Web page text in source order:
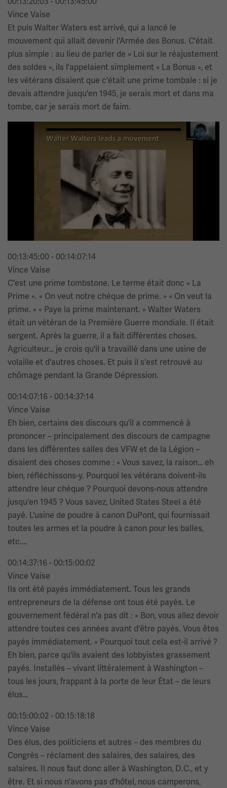
Vince Vaise
Et puis Walter Waters est arrivé, qui a lancé le
mouvement qui allait devenir l'Armée des Bonus. C'était
plus simple : au lieu de parler de « Loi sur le réajustement
des soldes », ils l'appelaient simplement « La Bonus », et
les vétérans disaient que c'était une prime tombale : si je
devais attendre jusqu'en 1945, je serais mort et dans ma
tombe, car je serais mort de faim.
00:13:45:00 - 00:14:07:14
Vince Vaise
C'est une prime tombstone. Le terme était donc « La
Prime ». « On veut notre chèque de prime. » « On veut la
prime. » « Paye la prime maintenant. » Walter Waters
était un vétéran de la Première Guerre mondiale. Il était
sergent. Après la guerre, il a fait différentes choses.
Agriculteur… je crois qu'il a travaillé dans une usine de
volaille et d'autres choses. Et puis il s'est retrouvé au
chômage pendant la Grande Dépression.
00:14:07:16 - 00:14:37:14
Vince Vaise
Eh bien, certains des discours qu'il a commencé à
prononcer – principalement des discours de campagne
dans les différentes salles des VFW et de la Légion –
disaient des choses comme : « Vous savez, la raison… eh
bien, réfléchissons-y. Pourquoi les vétérans doivent-ils
attendre leur chèque ? Pourquoi devons-nous attendre
jusqu'en 1945 ? Vous savez, United States Steel a été
payé. L'usine de poudre à canon DuPont, qui fournissait
toutes les armes et la poudre à canon pour les balles,
etc.…
00:14:37:16 - 00:15:00:02
Vince Vaise
Ils ont été payés immédiatement. Tous les grands
entrepreneurs de la défense ont tous été payés. Le
gouvernement fédéral n'a pas dit : « Bon, vous allez devoir
attendre toutes ces années avant d'être payés. Vous êtes
payés immédiatement. » Pourquoi tout cela est-il arrivé ?
Eh bien, parce qu'ils avaient des lobbyistes grassement
payés. Installés – vivant littéralement à Washington –
tous les jours, frappant à la porte de leur État – de leurs
élus…
00:15:00:02 - 00:15:18:18
Vince Vaise
Des élus, des politiciens et autres – des membres du
Congrès – réclament des salaires, des salaires, des
salaires. Il nous faut donc aller à Washington, D.C., et y
être. Et si nous n'avons pas d'hôtel, nous camperons,